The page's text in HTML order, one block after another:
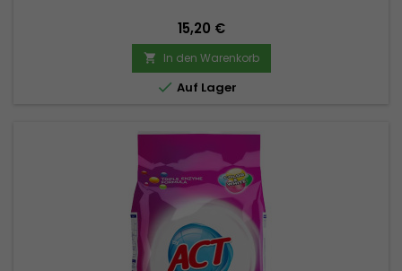
Preis
15,20 €
 In den Warenkorb
 Auf Lager